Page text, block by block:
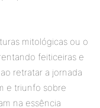
mitológicas ou o
feiticeiras e
retratar a jornada
e triunfo sobre
na essência